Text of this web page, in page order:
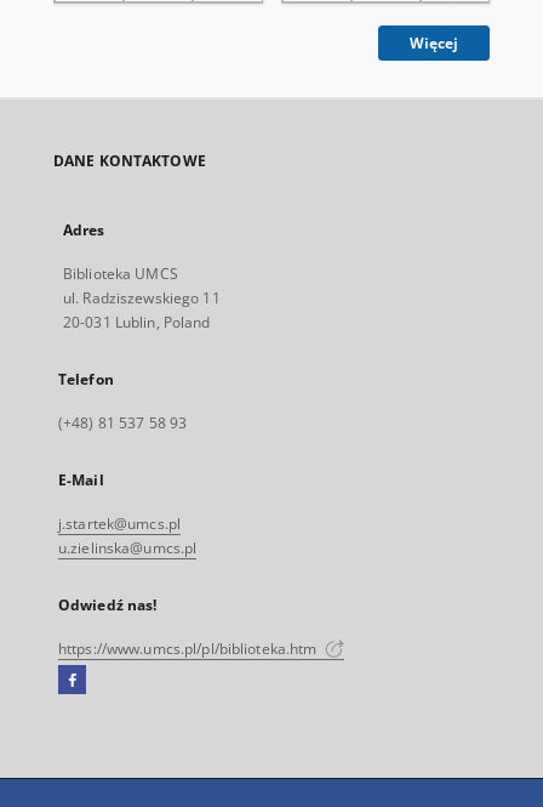
Więcej
DANE KONTAKTOWE
Adres
Biblioteka UMCS
ul. Radziszewskiego 11
20-031 Lublin, Poland
Telefon
(+48) 81 537 58 93
E-Mail
j.startek@umcs.pl
u.zielinska@umcs.pl
Odwiedź nas!
https://www.umcs.pl/pl/biblioteka.htm
Facebook
się